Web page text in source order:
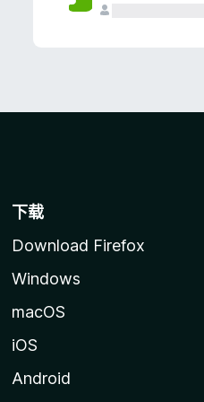
下载
Download Firefox
Windows
macOS
iOS
Android